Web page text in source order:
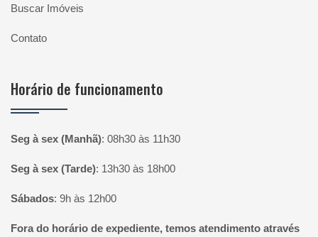
Buscar Imóveis
Contato
Horário de funcionamento
Seg à sex (Manhã): 08h30 às 11h30
Seg à sex (Tarde): 13h30 às 18h00
Sábados: 9h às 12h00
Fora do horário de expediente, temos atendimento através